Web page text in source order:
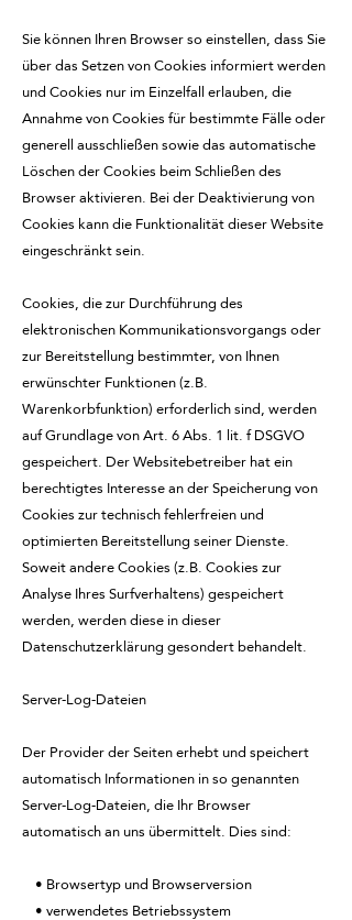
Sie können Ihren Browser so einstellen, dass Sie
über das Setzen von Cookies informiert werden
und Cookies nur im Einzelfall erlauben, die
Annahme von Cookies für bestimmte Fälle oder
generell ausschließen sowie das automatische
Löschen der Cookies beim Schließen des
Browser aktivieren. Bei der Deaktivierung von
Cookies kann die Funktionalität dieser Website
eingeschränkt sein.
Cookies, die zur Durchführung des
elektronischen Kommunikationsvorgangs oder
zur Bereitstellung bestimmter, von Ihnen
erwünschter Funktionen (z.B.
Warenkorbfunktion) erforderlich sind, werden
auf Grundlage von Art. 6 Abs. 1 lit. f DSGVO
gespeichert. Der Websitebetreiber hat ein
berechtigtes Interesse an der Speicherung von
Cookies zur technisch fehlerfreien und
optimierten Bereitstellung seiner Dienste.
Soweit andere Cookies (z.B. Cookies zur
Analyse Ihres Surfverhaltens) gespeichert
werden, werden diese in dieser
Datenschutzerklärung gesondert behandelt.
Server-Log-Dateien
Der Provider der Seiten erhebt und speichert
automatisch Informationen in so genannten
Server-Log-Dateien, die Ihr Browser
automatisch an uns übermittelt. Dies sind:
• Browsertyp und Browserversion
• verwendetes Betriebssystem